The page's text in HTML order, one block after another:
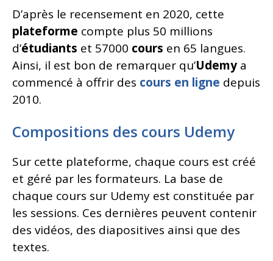
D’après le recensement en 2020, cette
plateforme compte plus 50 millions
d’étudiants et 57000 cours en 65 langues.
Ainsi, il est bon de remarquer qu’Udemy a
commencé à offrir des cours en ligne depuis
2010.
Compositions des cours Udemy
Sur cette plateforme, chaque cours est créé
et géré par les formateurs. La base de
chaque cours sur Udemy est constituée par
les sessions. Ces dernières peuvent contenir
des vidéos, des diapositives ainsi que des
textes.